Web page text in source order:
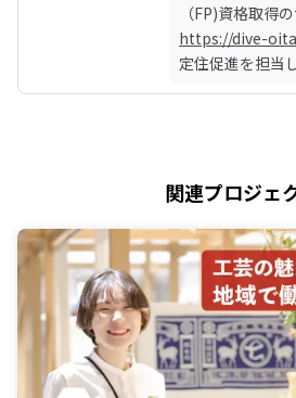
https://dive-
定住促進を担当
関連プロジェ